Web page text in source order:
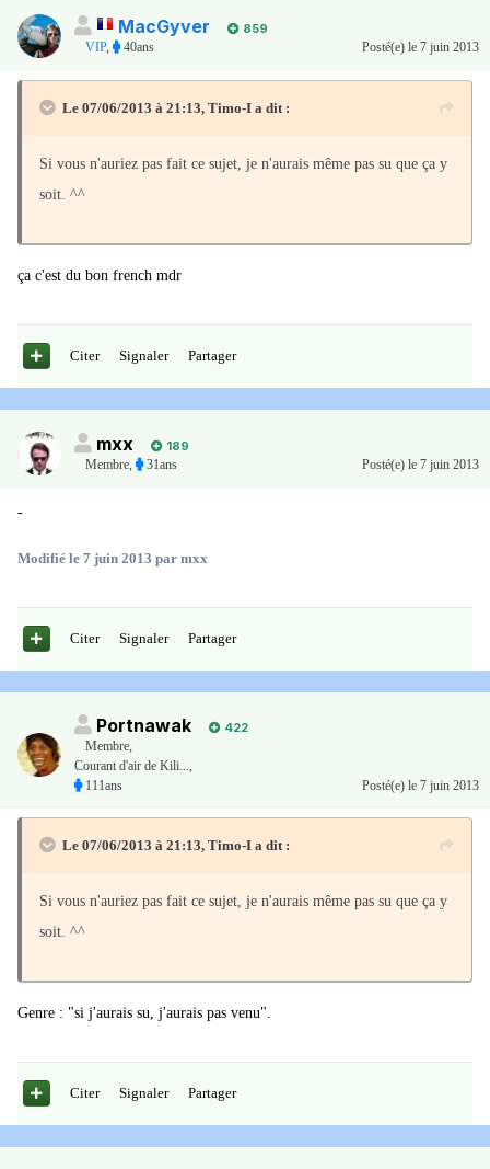
MacGyver
859
VIP, 40ans Posté(e) le 7 juin 2013
Le 07/06/2013 à 21:13, Timo-I a dit :
Si vous n'auriez pas fait ce sujet, je n'aurais même pas su que ça y
soit. ^^
ça c'est du bon french mdr
Citer Signaler Partager
mxx
189
Membre
31ans Posté(e) le 7 juin 2013
-
Modifié le 7 juin 2013 par mxx
Citer Signaler Partager
Portnawak
422
Membre
Courant d'air de Kili...,
111ans
Posté(e) le 7 juin 2013
Le 07/06/2013 à 21:13, Timo-I a dit :
Si vous n'auriez pas fait ce sujet, je n'aurais même pas su que ça y
soit. ^^
Genre : "si j'aurais su, j'aurais pas venu".
Citer Signaler Partager